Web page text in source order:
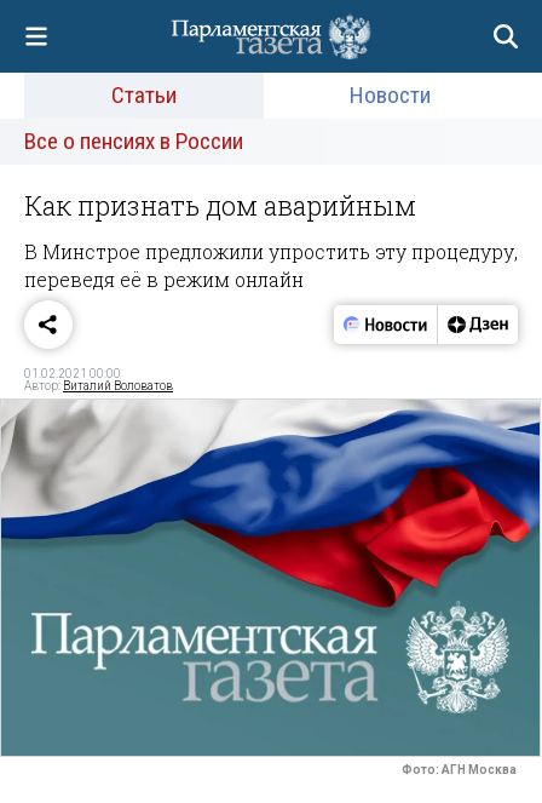
Статьи
Новости
Все о пенсиях в России
Как признать дом аварийным
В Минстрое предложили упростить эту процедуру,
переведя её в режим онлайн
01.02.2021 00:00
Автор: Виталий Воловатов
Фото: АГН Москва